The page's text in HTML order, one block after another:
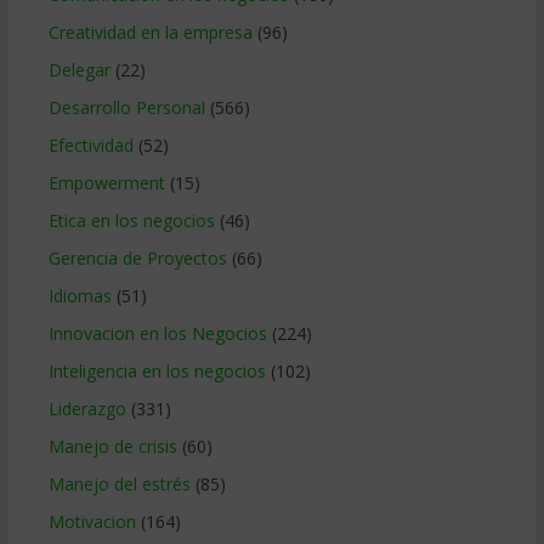
Creatividad en la empresa (96)
Delegar(22)
Desarrollo Personal (566)
Efectividad (52)
Empowerment (15)
Etica en los negocios (46)
Gerencia de Proyectos (66)
Idiomas (51)
Innovacion en los Negocios (224)
Inteligencia en los negocios (102)
Liderazgo (331)
Manejo de crisis (60)
Manejo del estrés (85)
Motivacion (164)